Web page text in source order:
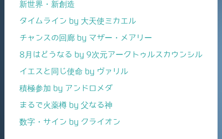
新世界・新創造
タイムライン by 大天使ミカエル
チャンスの回廊 by マザー・メアリー
8月はどうなる by 9次元アークトゥルスカウンシル
イエスと同じ使命 by ヴァリル
積極参加 by アンドロメダ
まるで火薬樽 by 父なる神
数字・サイン by クライオン